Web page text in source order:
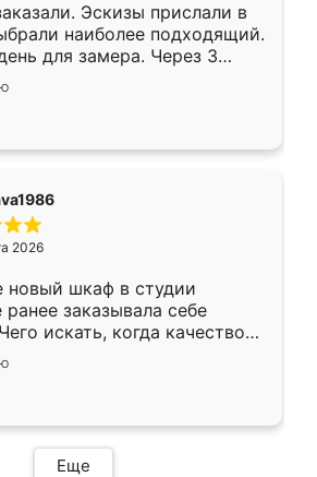
Эскизы прислали в
наиболее подходящий.
для замера. Через 3
уже готова. Остались
Спасибо Ренессанс
работу!
2026
новый шкаф в студии
ранее заказывала себе
искать, когда качеством
Служит кухня уже почти
нет.
Еще